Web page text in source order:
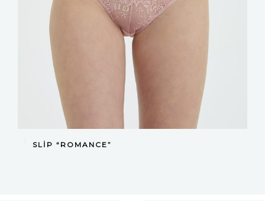
SLIP “ROMANCE”